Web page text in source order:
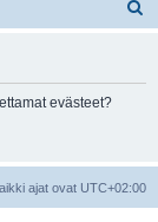
evästeet?
ajat ovat UTC+02:00